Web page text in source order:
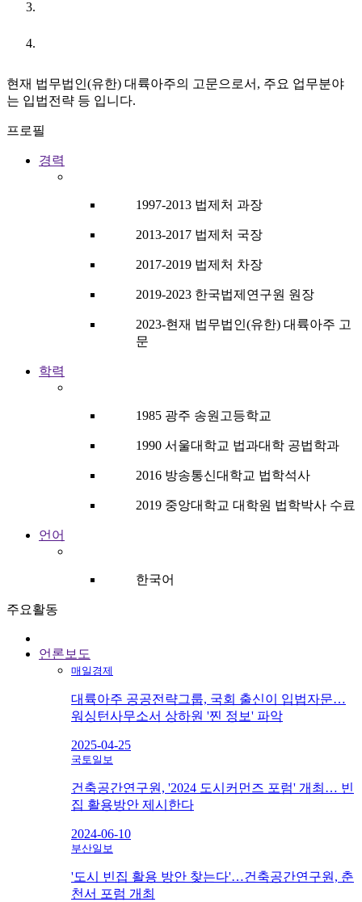
현재 법무법인(유한) 대륙아주의 고문으로서, 주요 업무분야
는 입법전략 등 입니다.
프로필
경력
1997-2013 법제처 과장
2013-2017 법제처 국장
2017-2019 법제처 차장
2019-2023 한국법제연구원 원장
2023-현재 법무법인(유한) 대륙아주 고
문
학력
1985 광주 송원고등학교
1990 서울대학교 법과대학 공법학과
2016 방송통신대학교 법학석사
2019 중앙대학교 대학원 법학박사 수료
언어
한국어
주요활동
언론보도
매일경제
대륙아주 공공전략그룹, 국회 출신이 입법자문…
워싱턴사무소서 상하원 '찐 정보' 파악
2025-04-25
국토일보
건축공간연구원, '2024 도시커먼즈 포럼' 개최… 빈
집 활용방안 제시한다
2024-06-10
부산일보
'도시 빈집 활용 방안 찾는다'…건축공간연구원, 춘
천서 포럼 개최